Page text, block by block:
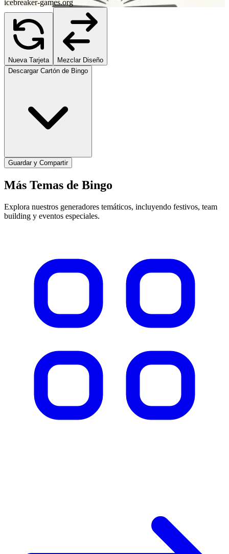
icebreaker-games.org
Nueva Tarjeta
Mezclar Diseño
Descargar Cartón de Bingo
Guardar y Compartir
Más Temas de Bingo
Explora nuestros generadores temáticos, incluyendo festivos, team
building y eventos especiales.